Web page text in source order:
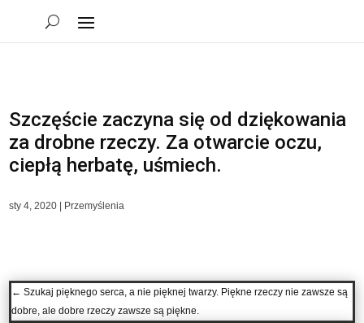
Szczęście zaczyna się od dziękowania
za drobne rzeczy. Za otwarcie oczu,
ciepłą herbatę, uśmiech.
sty 4, 2020 Przemyślenia
←Szukaj pięknego serca, a nie pięknej twarzy. Piękne rzeczy nie zawsze są
dobre, ale dobre rzeczy zawsze są piękne.